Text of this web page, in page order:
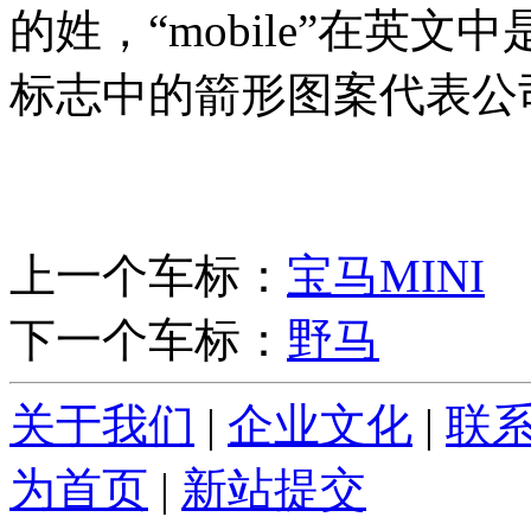
的姓，“mobile”在英文
标志中的箭形图案代表
上一个车标： 宝马MINI
下一个车标： 野马
关于我们 | 企业文化 | 联
为首页 | 新站提交